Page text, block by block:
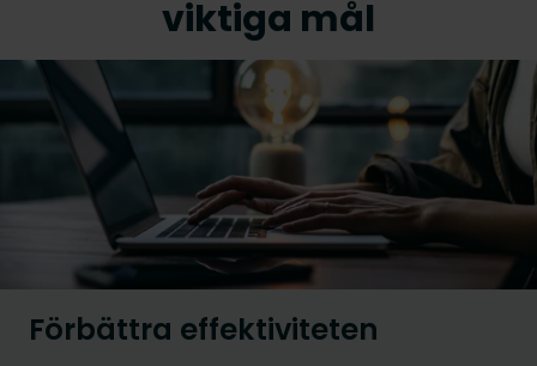
viktiga mål
Förbättra effektiviteten